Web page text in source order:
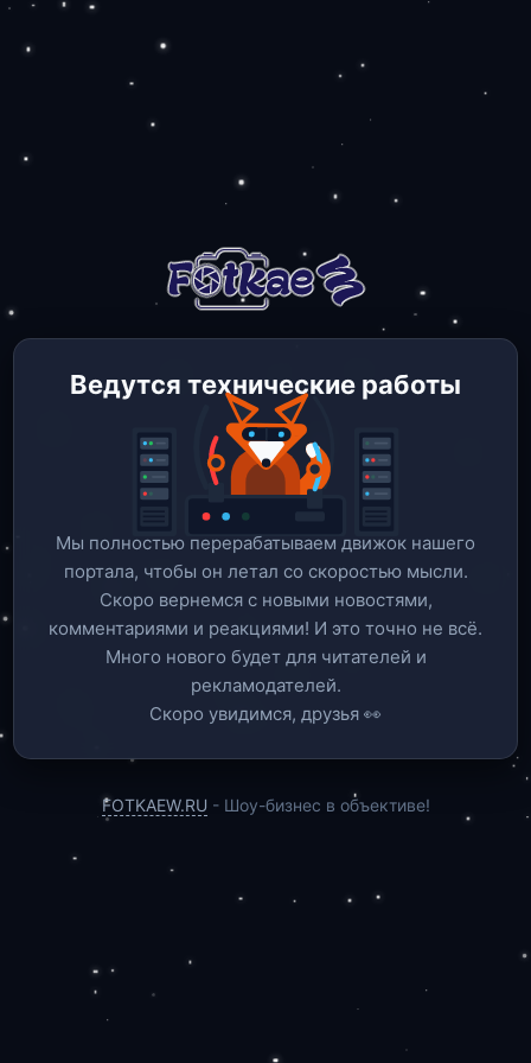
Ведутся технические работы
Мы полностью перерабатываем движок нашего
портала, чтобы он летал со скоростью мысли.
Скоро вернемся c новыми новостями,
комментариями и реакциями! И это точно не всё.
Много нового будет для читателей и
рекламодателей.
Скоро увидимся, друзья 👀
FOTKAEW.RU - Шоу-бизнес в объективе!